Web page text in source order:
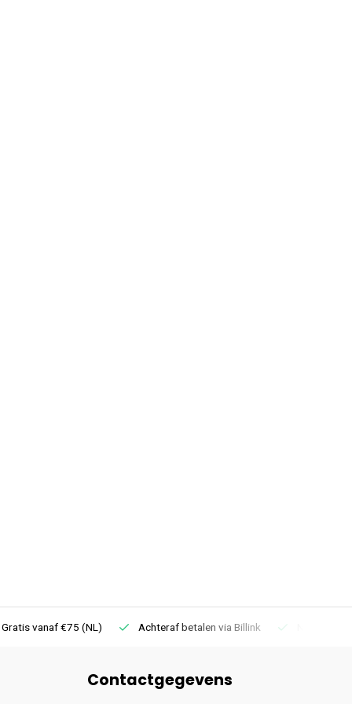
vanaf €75 (NL) Achteraf betalen via Billink
Contactgegevens